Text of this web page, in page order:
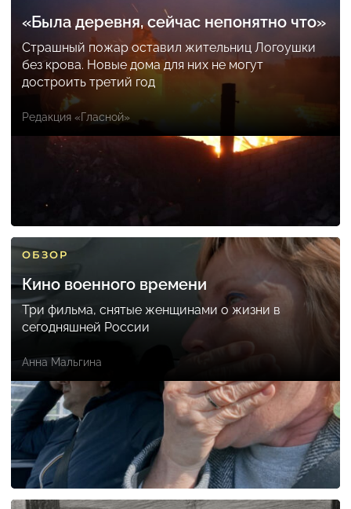
«Была деревня, сейчас непонятно что»
Страшный пожар оставил жительниц Логоушки
без крова. Новые дома для них не могут
достроить третий год
Редакция «Гласной»
ОБЗОР
Кино военного времени
Три фильма, снятые женщинами о жизни в
сегодняшней России
Анна Мальгина